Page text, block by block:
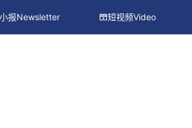
小报Newsletter 短视频Video